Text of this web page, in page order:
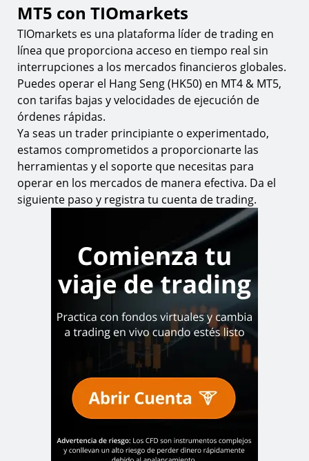
MT5 con TIOmarkets
TIOmarkets es una plataforma líder de trading en
línea que proporciona acceso en tiempo real sin
interrupciones a los mercados financieros globales.
Puedes operar el Hang Seng (HK50) en MT4 & MT5,
con tarifas bajas y velocidades de ejecución de
órdenes rápidas.
Ya seas un trader principiante o experimentado,
estamos comprometidos a proporcionarte las
herramientas y el soporte que necesitas para
operar en los mercados de manera efectiva. Da el
siguiente paso y registra tu cuenta de trading.